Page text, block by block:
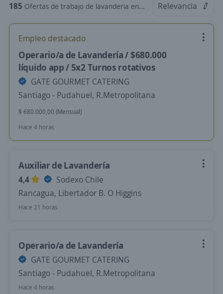
185 Ofertas de trabajo de lavanderia en Chile Relevancia
Empleo destacado
Operario/a de Lavandería / $680.000
líquido app / 5x2 Turnos rotativos
GATE GOURMET CATERING
Santiago - Pudahuel, R.Metropolitana
$ 680.000,00 (Mensual)
Hace 4 horas
Auxiliar de Lavandería
4,4
Sodexo Chile
Rancagua, Libertador B. O Higgins
Hace 21 horas
Operario/a de Lavandería
GATE GOURMET CATERING
Santiago - Pudahuel, R.Metropolitana
Hace 4 horas